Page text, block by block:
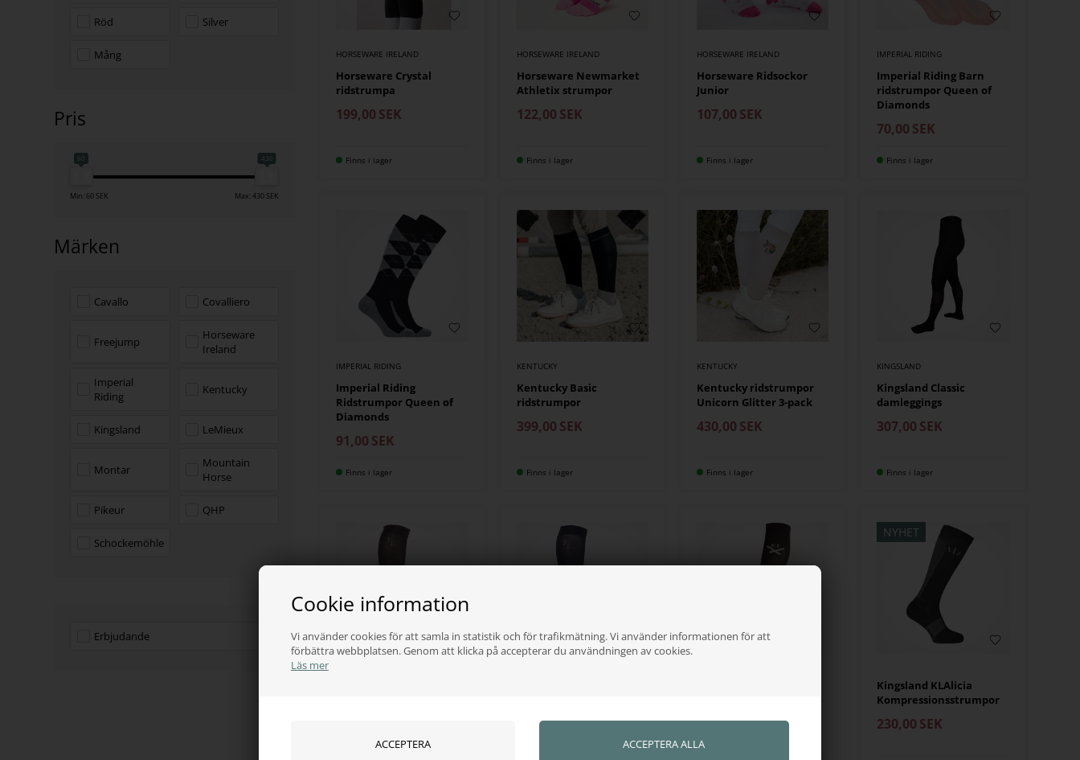
Cookie information
Vi använder cookies för att samla in statistik och för trafikmätning. Vi använder informationen för att
förbättra webbplatsen. Genom att klicka på accepterar du användningen av cookies.
Läs mer
Röd Silver
Mång
Pris
430
Min: 60 SEK Max: 430 SEK
Märken
Cavallo Covalliero
Freejump
Horseware
Ireland
Imperial
Riding
Kentucky
Kingsland LeMieux
Montar
Mountain
Horse
Pikeur QHP
Schockemöhle
Erbjudande
HORSEWARE IRELAND
Horseware Crystal
ridstrumpa
199,00 SEK
Finns i lager
HORSEWARE IRELAND
Horseware Newmarket
Athletix strumpor
122,00 SEK
Finns i lager
HORSEWARE IRELAND
Horseware Ridsockor
Junior
107,00 SEK
Finns i lager
IMPERIAL RIDING
Imperial Riding Barn
ridstrumpor Queen of
Diamonds
70,00 SEK
Finns i lager
IMPERIAL RIDING
Imperial Riding
Ridstrumpor Queen of
Diamonds
91,00 SEK
Finns i lager
KENTUCKY
Kentucky Basic
ridstrumpor
399,00 SEK
Finns i lager
KENTUCKY
Kentucky ridstrumpor
Unicorn Glitter 3-pack
430,00 SEK
Finns i lager
KINGSLAND
Kingsland Classic
damleggings
307,00 SEK
Finns i lager
SEK 168,00
NYHET
Kingsland KLAlicia
Kompressionsstrumpor
230,00 SEK